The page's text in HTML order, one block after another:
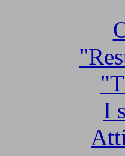
I